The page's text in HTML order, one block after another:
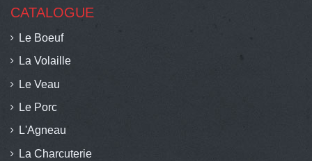
CATALOGUE
Le Boeuf
La Volaille
Le Veau
Le Porc
L'Agneau
La Charcuterie